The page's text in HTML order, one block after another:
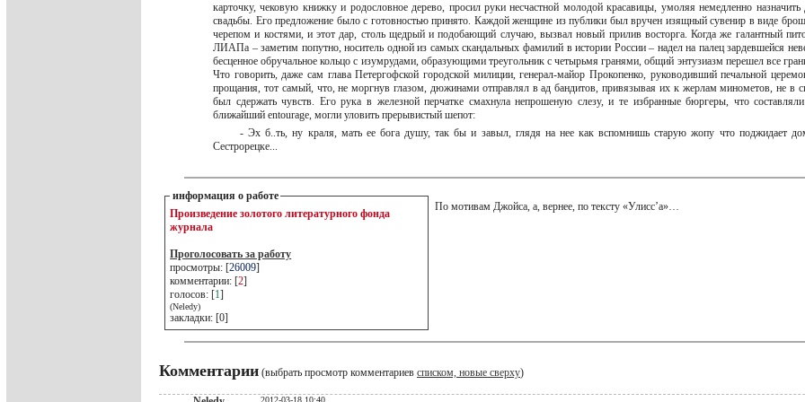
карточку, чековую книжку и родословное дерево, просил руки несчастной молодой красавицы, умоляя немедленно назначить
свадьбы. Его предложение было с готовностью принято. Каждой женщине из публики был вручен изящный сувенир в виде
черепом и костями, и этот дар, столь щедрый и подобающий случаю, вызвал новый прилив восторга. Когда же галантный
ЛИАПа – заметим попутно, носитель одной из самых скандальных фамилий в истории России – надел на палец зардевшейся
бесценное обручальное кольцо с изумрудами, образующими треугольник с четырьмя гранями, общий энтузиазм перешел все
Что говорить, даже сам глава Петергофской городской милиции, генерал-майор Прокопенко, руководивший печальной
прощания, тот самый, что, не моргнув глазом, дюжинами отправлял в ад бандитов, привязывая их к жерлам минометов, не в
был сдержать чувств. Его рука в железной перчатке смахнула непрошеную слезу, и те избранные бюргеры, что
ближайший entourage, могли уловить прерывистый шепот:
- Эх б..ть, ну краля, мать ее бога душу, так бы и завыл, глядя на нее как вспомнишь старую жопу что поджидает
Сестрорецке...
информация о работе
Произведение золотого литературного фонда
журнала
Проголосовать за работу
просмотры: [26009]
комментарии: [2]
голосов: [1]
(Neledy)
закладки: [0]
По мотивам Джойса, а, вернее, по тексту «Улисс’а»…
Комментарии (выбрать просмотр комментариев списком, новые сверху)
2012-03-18 10:40